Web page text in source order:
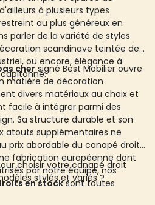
à plusieurs types
au plus généreux en
parler de la variété de styles
scandinave teintée de
ou encore, élégance à
cher signé Best Mobilier ouvre
matière de décoration
divers matériaux au choix et
facile à intégrer parmi des
Sa structure durable et son
atouts supplémentaires ne
prix abordable du canapé droit.
fabrication européenne dont
par notre équipe, nos
en stocksont toutes
choisir votre canapé droit
stylés et variés ?